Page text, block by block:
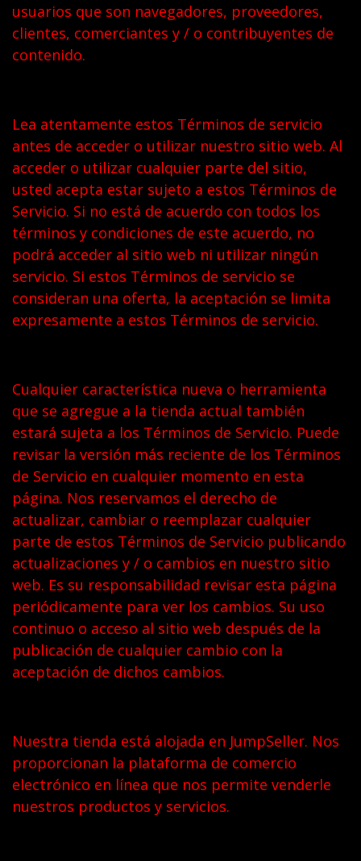
usuarios que son navegadores, proveedores,
clientes, comerciantes y / o contribuyentes de
contenido.
Lea atentamente estos Términos de servicio
antes de acceder o utilizar nuestro sitio web. Al
acceder o utilizar cualquier parte del sitio,
usted acepta estar sujeto a estos Términos de
Servicio. Si no está de acuerdo con todos los
términos y condiciones de este acuerdo, no
podrá acceder al sitio web ni utilizar ningún
servicio. Si estos Términos de servicio se
consideran una oferta, la aceptación se limita
expresamente a estos Términos de servicio.
Cualquier característica nueva o herramienta
que se agregue a la tienda actual también
estará sujeta a los Términos de Servicio. Puede
revisar la versión más reciente de los Términos
de Servicio en cualquier momento en esta
página. Nos reservamos el derecho de
actualizar, cambiar o reemplazar cualquier
parte de estos Términos de Servicio publicando
actualizaciones y / o cambios en nuestro sitio
web. Es su responsabilidad revisar esta página
periódicamente para ver los cambios. Su uso
continuo o acceso al sitio web después de la
publicación de cualquier cambio con la
aceptación de dichos cambios.
Nuestra tienda está alojada en JumpSeller. Nos
proporcionan la plataforma de comercio
electrónico en línea que nos permite venderle
nuestros productos y servicios.